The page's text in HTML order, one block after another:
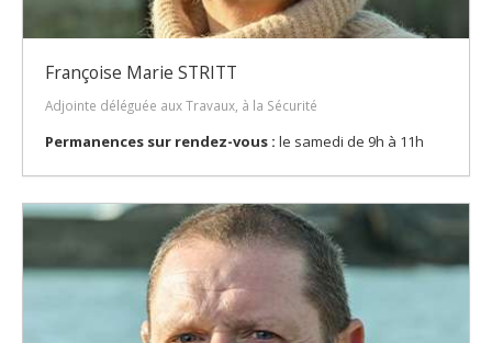
Françoise Marie STRITT
Adjointe déléguée aux Travaux, à la Sécurité
Permanences sur rendez-vous : le samedi de 9h à 11h